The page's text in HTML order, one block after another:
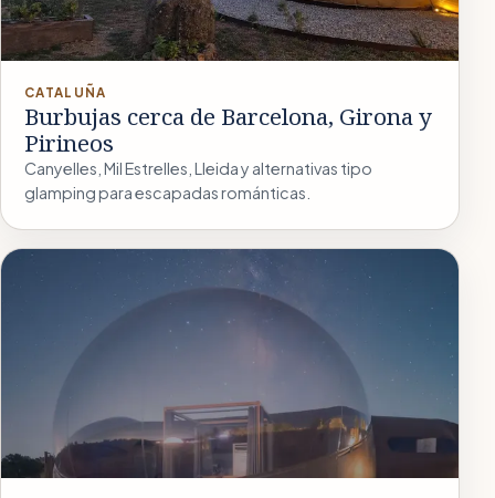
CATALUÑA
Burbujas cerca de Barcelona, Girona y
Pirineos
Canyelles, Mil Estrelles, Lleida y alternativas tipo
glamping para escapadas románticas.